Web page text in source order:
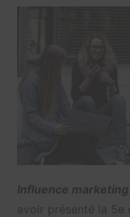
Influence marketing
avoir présenté la 5e